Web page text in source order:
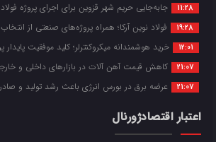
11:28 جابه‌جایی حریم شهر قزوین برای اجرای پروژه فولاد!
19:28 فولاد نوین آرکا؛ همراه پروژه‌های صنعتی از
12:01 خرید هوشمندانه میکروکنترلر؛ کلید موفقیت پایدار
21:07 کاهش قیمت آهن آلات در بازارهای داخلی و
21:07 عرضه برق در بورس انرژی باعث رشد تولید و
اعتبار اقتصادژورنال